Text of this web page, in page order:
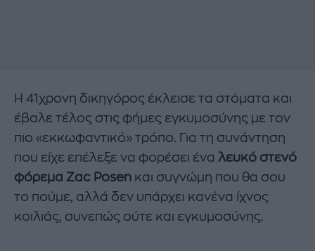
Η 41χρονη δικηγόρος έκλεισε τα στόματα και
έβαλε τέλος στις φήμες εγκυμοσύνης με τον
πιο «εκκωφαντικό» τρόπο. Για τη συνάντηση
που είχε επέλεξε να φορέσει ένα λευκό στενό
φόρεμα Zac Posen και συγνώμη που θα σου
το πούμε, αλλά δεν υπάρχει κανένα ίχνος
κοιλιάς, συνεπώς ούτε και εγκυμοσύνης.